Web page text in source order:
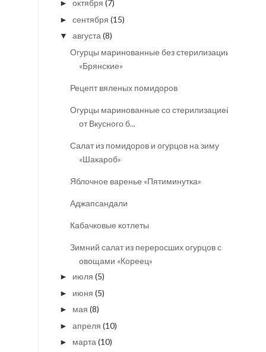
► октября (7)
► сентября (15)
▼ августа (8)
Огурцы маринованные без стерилизации
«Брянские»
Рецепт вяленых помидоров
Огурцы маринованные со стерилизацией
от Вкусного б...
Салат из помидоров и огурцов на зиму
«Шакароб»
Яблочное варенье «Пятиминутка»
Аджапсандали
Кабачковые котлеты
Зимний салат из переросших огурцов с
овощами «Кореец»
► июля (5)
► июня (5)
► мая (8)
► апреля (10)
► марта (10)